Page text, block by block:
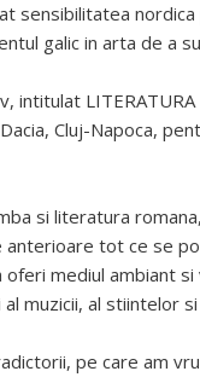
sensibilitatea
galic in arta de a
intitulat
Cluj-Napoca,
si literatura
anterioare tot ce se
mediul ambiant
muzicii, al stiintelor
pe care am